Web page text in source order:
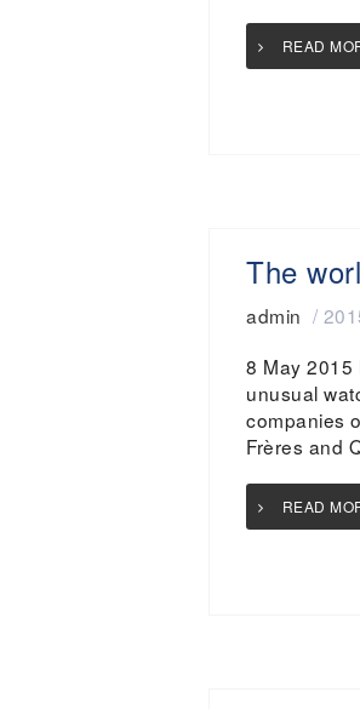
READ
The
admin /
8 May 2015
unusual
companies
Frères and
READ